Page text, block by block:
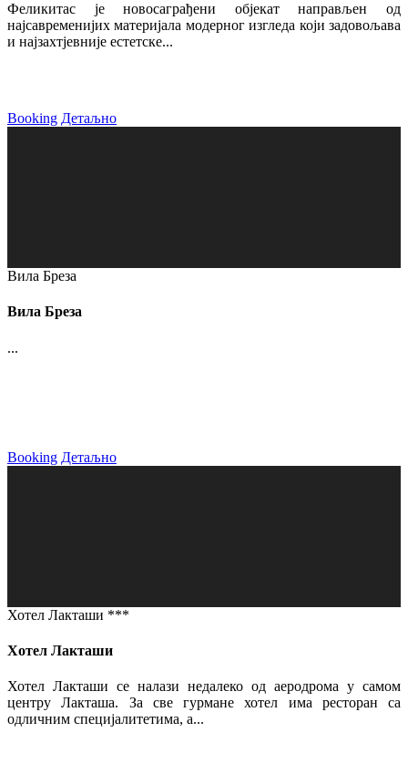
Феликитас је новосаграђени објекат направљен од
најсавременијих материјала модерног изгледа који задовољава
и најзахтјевније естетске...
Booking Детаљно
Вила Бреза
Вила Бреза
...
Booking Детаљно
Хотел Лакташи ***
Хотел Лакташи
Хотел Лакташи се налази недалеко од аеродрома у самом
центру Лакташа. За све гурмане хотел има ресторан са
одличним специјалитетима, а...